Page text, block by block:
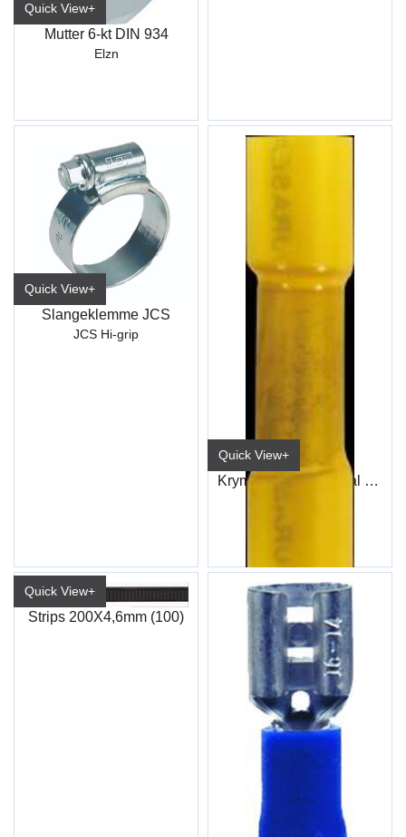
Quick View+
Mutter 6-kt DIN 934
Elzn
Quick View+
Slangeklemme JCS
JCS Hi-grip
Quick View+
Krympeskjøt Duraseal Gul (100)
Quick View+
Strips 200X4,6mm (100)